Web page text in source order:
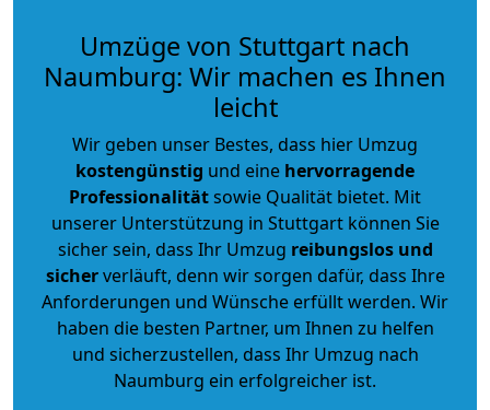
Umzüge von Stuttgart nach
Naumburg: Wir machen es Ihnen
leicht
Wir geben unser Bestes, dass hier Umzug
kostengünstig und eine hervorragende
Professionalitätsowie Qualität bietet. Mit
unserer Unterstützung in Stuttgart können Sie
sicher sein, dass Ihr Umzug reibungslos und
sicherverläuft, denn wir sorgen dafür, dass Ihre
Anforderungen und Wünsche erfüllt werden. Wir
haben die besten Partner, um Ihnen zu helfen
und sicherzustellen, dass Ihr Umzug nach
Naumburg ein erfolgreicher ist.